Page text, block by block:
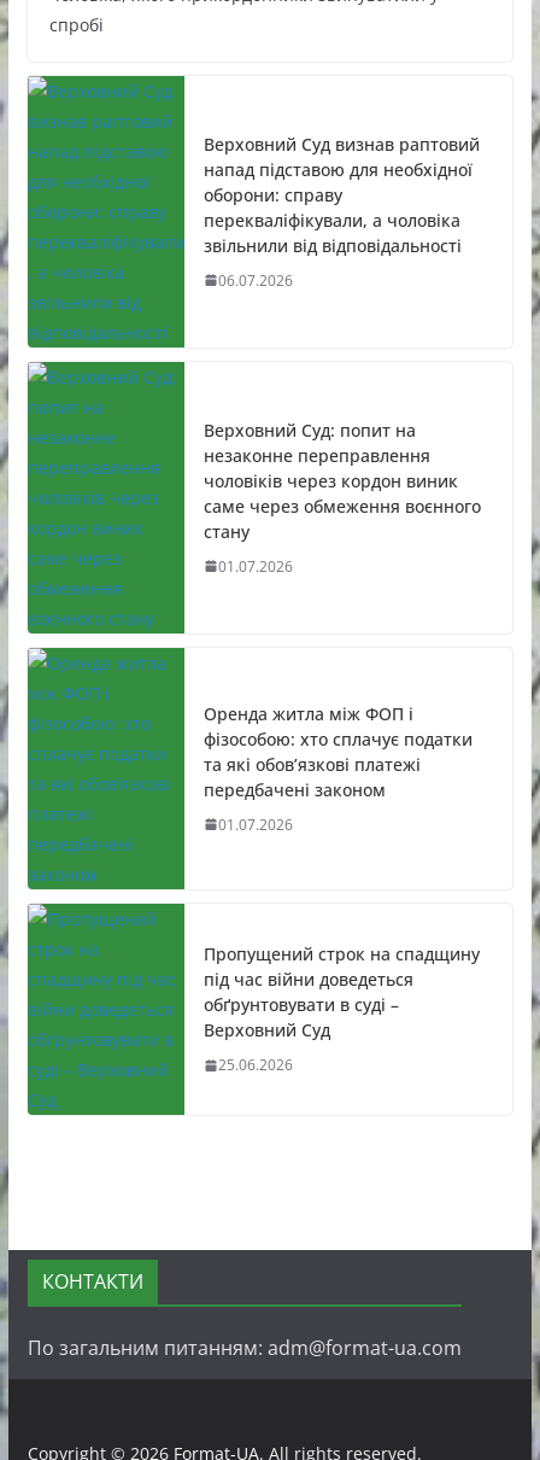
спробі
Верховний Суд визнав раптовий
напад підставою для необхідної
оборони: справу
перекваліфікували, а чоловіка
звільнили від відповідальності
06.07.2026
Верховний Суд: попит на
незаконне переправлення
чоловіків через кордон виник
саме через обмеження воєнного
стану
01.07.2026
Оренда житла між ФОП і
фізособою: хто сплачує податки
та які обов’язкові платежі
передбачені законом
01.07.2026
Пропущений строк на спадщину
під час війни доведеться
обґрунтовувати в суді –
Верховний Суд
25.06.2026
КОНТАКТИ
По загальним питанням: adm@format-ua.com
Copyright © 2026 Format-UA. All rights reserved.